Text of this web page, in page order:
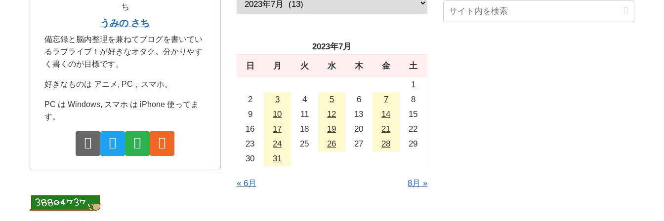
うみの さち
備忘録と脳内整理を兼ねてブログを書いてい
るラブライブ！が好きなオタク。分かりやす
く書くのが目標です。
好きなものは アニメ, PC，スマホ。
PC は Windows, スマホ は iPhone 使ってま
す。
2023年7月
日 月 火 水 木 金
土
1
2
3 4 5 6 7
8
9
10 11 12 13 14
15
16
17 18 19 20 21
22
23
24 25 26 27 28
29
30
31
« 6月 8月 »